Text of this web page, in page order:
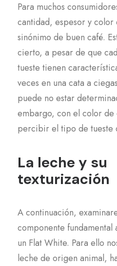
Para muchos
cantidad, espesor y color
sinónimo de buen café.
cierto, a pesar de que
tueste tienen
veces en una cata a
puede no estar
embargo, con el color de
percibir el tipo de tueste
La leche y su
texturización
A continuación,
componente
un Flat White. Para ello
leche de origen animal,